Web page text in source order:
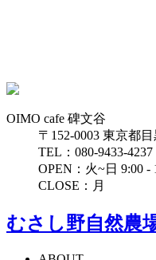
OIMO cafe 碑文谷
〒152-0003 東京都
TEL：080-9433-4237
OPEN：火~日 9:00 -
CLOSE：月
むさし野自然農